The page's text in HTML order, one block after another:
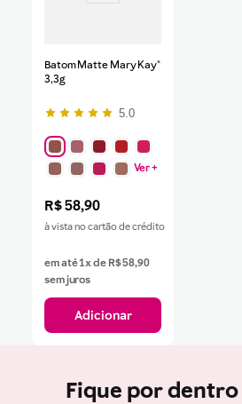
Batom Matte Mary Kay®
3,3g
5.0
Ver +
R$58,90
à vista no cartão de crédito
em até1x de R$58,90
sem juros
Adicionar
Fique por dentro